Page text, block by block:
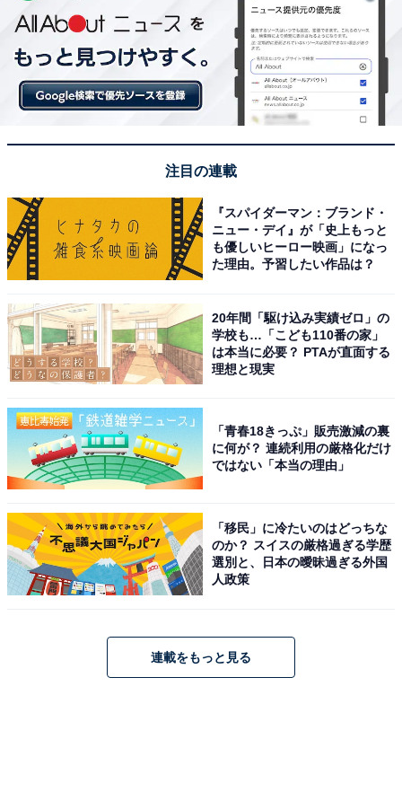
味付けなので総菜感覚でおいしく食べられました。片手
で食べられるタイパ（タイムパフォーマンス）の良さ
は、食事としてはもちろん、小腹が空いたときの間食に
もぴったりです。
甘辛い味付けが食欲をそそる「大豆のお肉 生姜焼
き」
注目の連載
『スパイダーマン：ブランド・
ニュー・デイ』が「史上もっと
も優しいヒーロー映画」になっ
た理由。予習したい作品は？
20年間「駆け込み実績ゼロ」の
学校も…「こども110番の家」
は本当に必要？ PTAが直面する
理想と現実
「青春18きっぷ」販売激減の裏
に何が？ 連続利用の厳格化だけ
ではない「本当の理由」
「移民」に冷たいのはどっちな
のか？ スイスの厳格過ぎる学歴
選別と、日本の曖昧過ぎる外国
人政策
連載をもっと見る